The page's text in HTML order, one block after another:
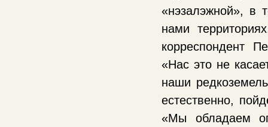
«нэзалэжной», в
нами
корреспондент
«Нас это не
наши
естественно,
«Мы обладаем